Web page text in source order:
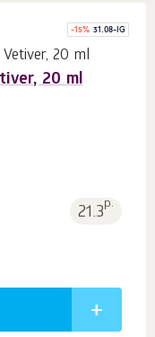
-15% 31.08-IG
20 ml
21.3p.